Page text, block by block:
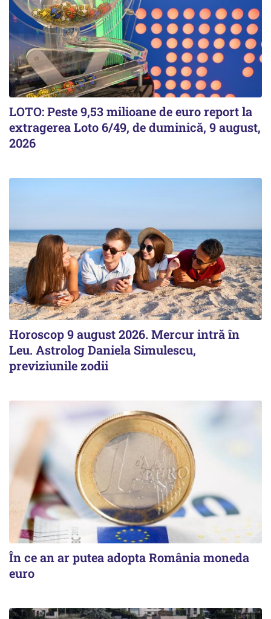
LOTO: Peste 9,53 milioane de euro report la
extragerea Loto 6/49, de duminică, 9 august,
2026
Horoscop 9 august 2026. Mercur intră în
Leu. Astrolog Daniela Simulescu,
previziunile zodii
În ce an ar putea adopta România moneda
euro